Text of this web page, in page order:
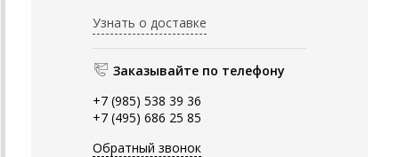
Узнать о доставке
Заказывайте по телефону
+7 (985) 538 39 36
+7 (495) 686 25 85
Обратный звонок